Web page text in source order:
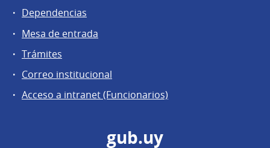
Dependencias
Mesa de entrada
Trámites
Correo institucional
Acceso a intranet (Funcionarios)
gub.uy